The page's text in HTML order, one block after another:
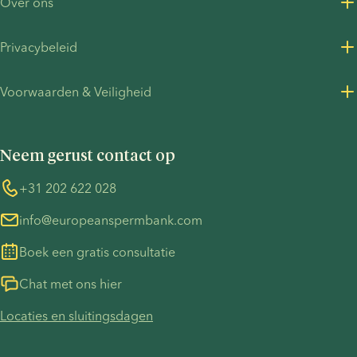
past,
onder
van jullie
manier
waarop
allebei bij
zwangerschap
betrokken
zijn.
Neem gerust contact op
+31 202 622 028
info@europeanspermbank.com
Boek een gratis consultatie
Chat met ons hier
Locaties en sluitingsdagen
Perscontact
Informatie over de TP53-zaak
Privacybeleid
Voorwaarden & Veiligheid
COVID-19
Whistleblower